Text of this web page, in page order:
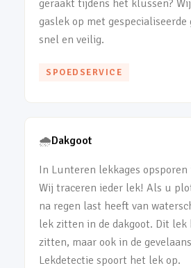
geraakt tijdens het klussen?
gaslek op met
snel en veilig.
SPOEDSERVICE
🌧️Dakgoot
In Lunteren lekkages opsporen
Wij traceren ieder lek! Als u
na regen last heeft van
lek zitten in de dakgoot. Dit lek
zitten, maar ook in de
Lekdetectie spoort het lek op.